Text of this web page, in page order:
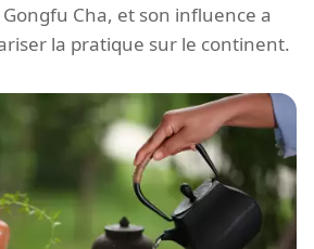
Cha, et son influence a
la pratique sur le continent.